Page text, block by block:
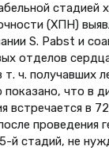
стадией
(ХПН)
S. Pabst и
отделов
ч. получавших
что в
встречается в
проведения
й стадий, не